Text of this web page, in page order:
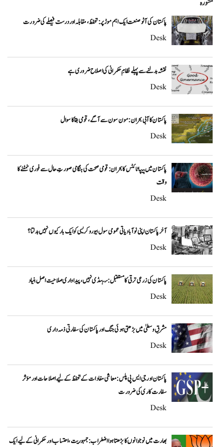
مشورہ
پاکستان کی آٹو صنعت ایک اہم موڑ پر: تحفظ، مقابلہ اور درست فیصلے کی ضرورت
Desk
نقشہ بدلنے سے پہلے نظامِ حکمرانی کی اصلاح ضروری ہے
Desk
پاکستان کا آبی بحران: مون سون سے آگے، قومی بقا کا سوال
Desk
پاکستان میں ہیپاٹائٹس کا بحران: قومی صحت کی ہنگامی صورتِ حال سے فوری نمٹنے کا
وقت
Desk
آخر پاکستان اپنی نوآبادیاتی عمومی سول بیوروکریسی کو ایک بار کیوں نہیں بدلتا؟
Desk
پاکستان کی زرعی ترقی کا مستقبل: سبسڈی نہیں، پیداواری صلاحیت اصل بنیاد
Desk
مشرقِ وسطیٰ میں بڑھتی ہوئی جنگ اور پاکستان کی سفارتی ذمہ داری
Desk
پاکستان اور جی ایس پی پلس: معاشی مفادات کے تحفظ کے لیے اصلاحات اور مؤثر
سفارت کاری کی ضرورت
Desk
بھارت میں نوجوانوں کا بڑھتا ہوا اضطراب: جمہوریت، احتساب اور حکمرانی کے لیے ایک